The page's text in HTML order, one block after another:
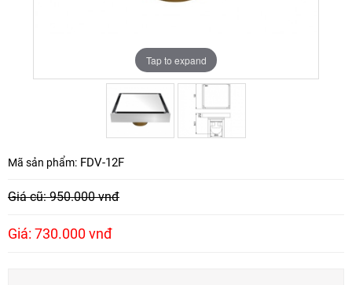
Tap to expand
Tap to expand
Mã sản phẩm: FDV-12F
Giá cũ: 950.000 vnđ
Giá: 730.000 vnđ